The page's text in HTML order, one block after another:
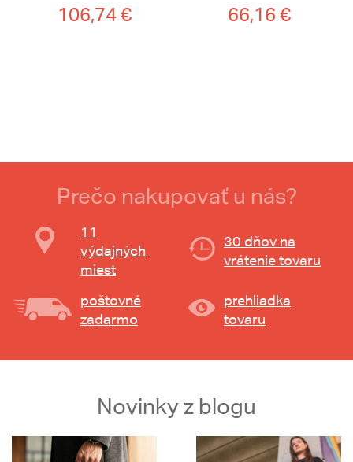
106,74 € 66,16 €
Prečo nakupovať u nás?
11
výdajných
miest
30 dňov na
vrátenie tovaru
poštovné
zadarmo
prehliadka
tovaru
Novinky z blogu